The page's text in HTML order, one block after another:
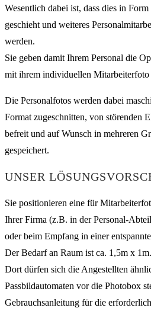
Wesentlich dabei ist, dass dies in
geschieht und weiteres
werden.
Sie geben damit Ihrem Personal die
mit ihrem individuellen
Die Personalfotos werden dabei
Format zugeschnitten, von störenden
befreit und auf Wunsch in mehreren
gespeichert.
UNSER
Sie positionieren eine für
Ihrer Firma (z.B. in der Personal-
oder beim Empfang in einer
Der Bedarf an Raum ist ca. 1,5m x 1m.
Dort dürfen sich die Angestellten
Passbildautomaten vor die Photobox
Gebrauchsanleitung für die